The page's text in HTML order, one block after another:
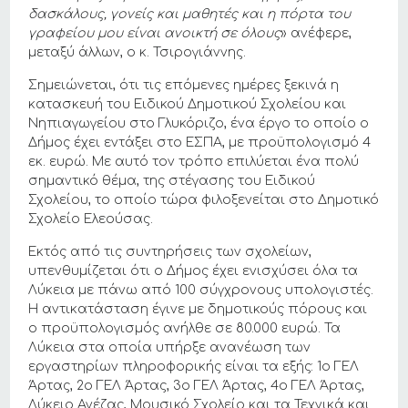
δασκάλους, γονείς και μαθητές και η πόρτα του
γραφείου μου είναι ανοικτή σε όλους» ανέφερε,
μεταξύ άλλων, ο κ. Τσιρογιάννης.
Σημειώνεται, ότι τις επόμενες ημέρες ξεκινά η
κατασκευή του Ειδικού Δημοτικού Σχολείου και
Νηπιαγωγείου στο Γλυκόριζο, ένα έργο το οποίο ο
Δήμος έχει εντάξει στο ΕΣΠΑ, με προϋπολογισμό 4
εκ. ευρώ. Με αυτό τον τρόπο επιλύεται ένα πολύ
σημαντικό θέμα, της στέγασης του Ειδικού
Σχολείου, το οποίο τώρα φιλοξενείται στο Δημοτικό
Σχολείο Ελεούσας.
Εκτός από τις συντηρήσεις των σχολείων,
υπενθυμίζεται ότι ο Δήμος έχει ενισχύσει όλα τα
Λύκεια με πάνω από 100 σύγχρονους υπολογιστές.
Η αντικατάσταση έγινε με δημοτικούς πόρους και
ο προϋπολογισμός ανήλθε σε 80.000 ευρώ. Τα
Λύκεια στα οποία υπήρξε ανανέωση των
εργαστηρίων πληροφορικής είναι τα εξής: 1ο ΓΕΛ
Άρτας, 2ο ΓΕΛ Άρτας, 3ο ΓΕΛ Άρτας, 4ο ΓΕΛ Άρτας,
Λύκειο Ανέζας, Μουσικό Σχολείο και τα Τεχνικά και